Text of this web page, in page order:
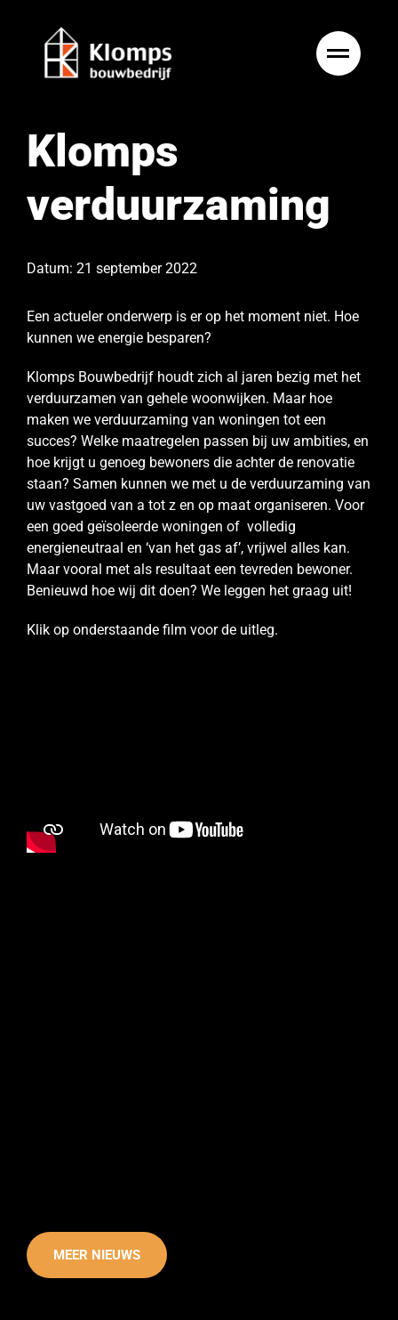
Klomps
verduurzaming
Datum: 21 september 2022
Een actueler onderwerp is er op het moment niet. Hoe
kunnen we energie besparen?
Klomps Bouwbedrijf houdt zich al jaren bezig met het
verduurzamen van gehele woonwijken. Maar hoe
maken we verduurzaming van woningen tot een
succes? Welke maatregelen passen bij uw ambities, en
hoe krijgt u genoeg bewoners die achter de renovatie
staan? Samen kunnen we met u de verduurzaming van
uw vastgoed van a tot z en op maat organiseren. Voor
een goed geïsoleerde woningen of volledig
energieneutraal en ‘van het gas af’, vrijwel alles kan.
Maar vooral met als resultaat een tevreden bewoner.
Benieuwd hoe wij dit doen? We leggen het graag uit!
Klik op onderstaande film voor de uitleg.
MEER NIEUWS